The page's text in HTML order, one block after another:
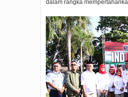
dalam rangka